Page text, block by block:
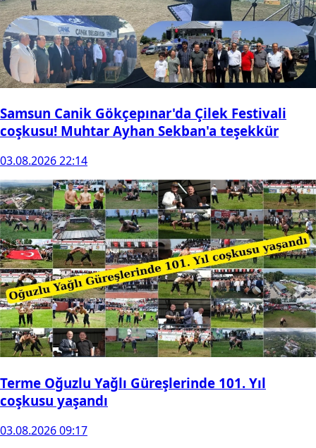
Samsun Canik Gökçepınar'da Çilek Festivali
coşkusu! Muhtar Ayhan Sekban'a teşekkür
03.08.2026 22:14
Terme Oğuzlu Yağlı Güreşlerinde 101. Yıl
coşkusu yaşandı
03.08.2026 09:17